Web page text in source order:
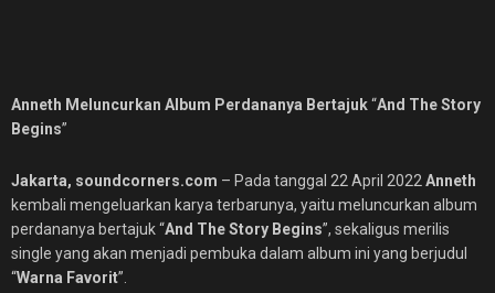
Anneth Meluncurkan Album Perdananya Bertajuk“And The Story
Begins”
Jakarta, soundcorners.com – Pada tanggal 22 April 2022 Anneth
kembali mengeluarkan karya terbarunya, yaitu meluncurkan album
perdananya bertajuk “And The Story Begins”, sekaligus merilis
single yang akan menjadi pembuka dalam album ini yang berjudul
“Warna Favorit”.